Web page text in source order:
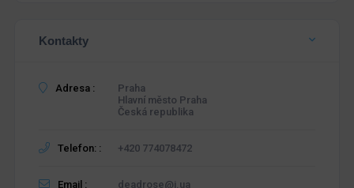
Kontakty
Adresa :
Praha
Hlavní město Praha
Česká republika
Telefon: : +420 774078472
Email : deadrose@i.ua